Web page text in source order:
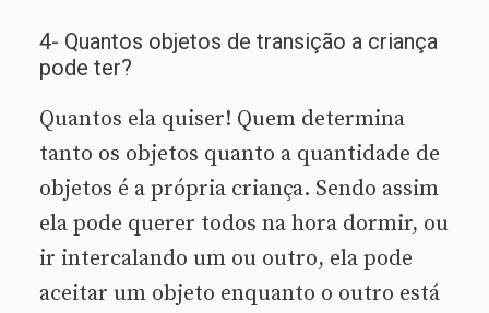
4- Quantos objetos de transição a criança
pode ter?
Quantos ela quiser! Quem determina
tanto os objetos quanto a quantidade de
objetos é a própria criança. Sendo assim
ela pode querer todos na hora dormir, ou
ir intercalando um ou outro, ela pode
aceitar um objeto enquanto o outro está